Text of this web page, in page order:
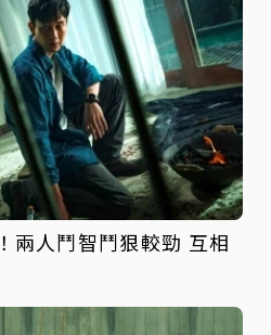
兩人鬥智鬥狠較勁 互相